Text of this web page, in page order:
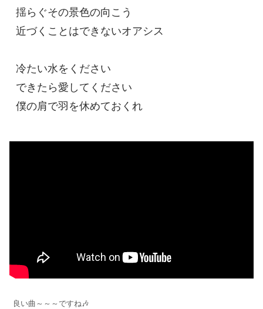
揺らぐその景色の向こう
近づくことはできないオアシス
冷たい水をください
できたら愛してください
僕の肩で羽を休めておくれ
良い曲～～～ですね🎶